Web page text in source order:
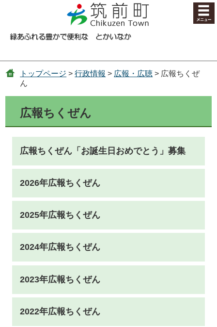
コンテンツにジャンプ
トップページ >行政情報 > 広報・広聴 > 広報ちくぜ
ん
広報ちくぜん
広報ちくぜん「お誕生日おめでとう」募集
2026年広報ちくぜん
2025年広報ちくぜん
2024年広報ちくぜん
2023年広報ちくぜん
2022年広報ちくぜん